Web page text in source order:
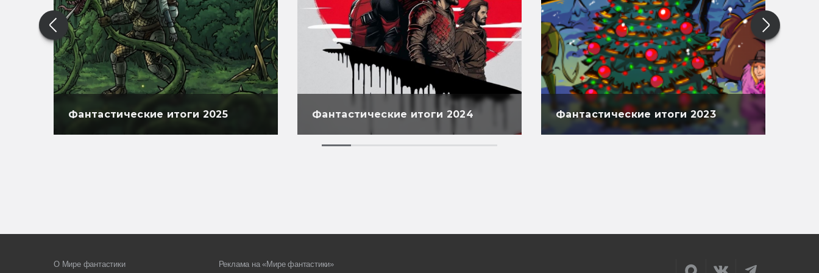
Фантастические итоги 2025 Фантастические итоги 2024 Фантастические итоги 2023
О Мире фантастики Реклама на «Мире фантастики»